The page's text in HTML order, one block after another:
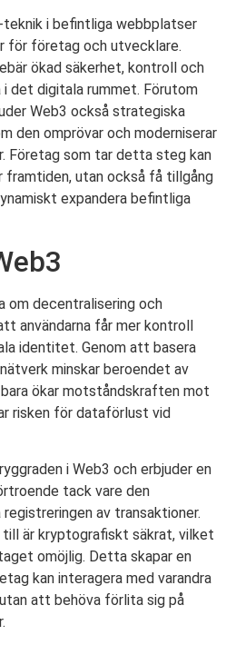
i befintliga webbplatser
för företag och utvecklare.
ökad säkerhet, kontroll och
i det digitala rummet. Förutom
Web3 också strategiska
den omprövar och moderniserar
Företag som tar detta steg kan
framtiden, utan också få tillgång
expandera befintliga
om decentralisering och
användarna får mer kontroll
identitet. Genom att basera
minskar beroendet av
ökar motståndskraften mot
risken för dataförlust vid
i Web3 och erbjuder en
tack vare den
av transaktioner.
är kryptografiskt säkrat, vilket
omöjlig. Detta skapar en
kan interagera med varandra
att behöva förlita sig på